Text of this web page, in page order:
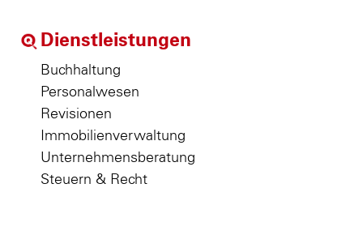
Dienstleistungen
Buchhaltung
Personalwesen
Revisionen
Immobilienverwaltung
Unternehmensberatung
Steuern & Recht